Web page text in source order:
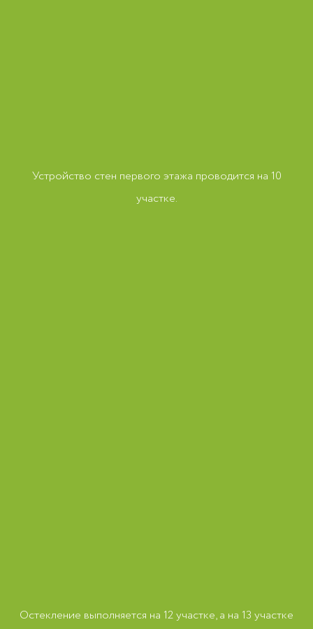
Устройство стен первого этажа проводится на 10
участке.
Остекление выполняется на 12 участке, а на 13 участке